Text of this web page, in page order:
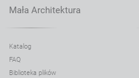
Mała Architektura
Katalog
FAQ
Biblioteka plików